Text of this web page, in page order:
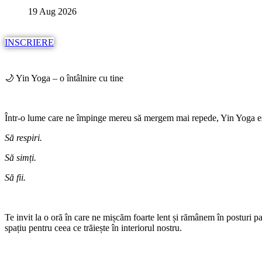
19 Aug 2026
INSCRIERE
🌙 Yin Yoga – o întâlnire cu tine
Într-o lume care ne împinge mereu să mergem mai repede, Yin Yoga
Să respiri.
Să simți.
Să fii.
Te invit la o oră în care ne mișcăm foarte lent și rămânem în posturi
spațiu pentru ceea ce trăiește în interiorul nostru.